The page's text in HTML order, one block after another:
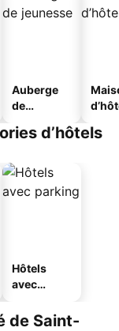
Auberge
de
d’hôtels
Hôtels
avec
de Saint-